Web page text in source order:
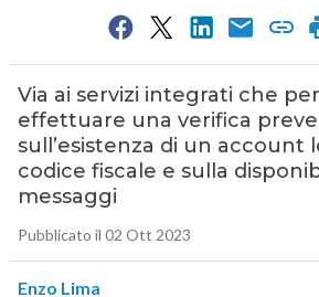
Via ai servizi integrati che
effettuare una verifica
sull’esistenza di un account
codice fiscale e sulla
messaggi
Pubblicato il 02 Ott 2023
Enzo Lima